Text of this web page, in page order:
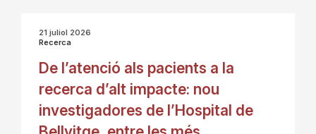
21 juliol 2026
Recerca
De l’atenció als pacients a la
recerca d’alt impacte: nou
investigadores de l’Hospital de